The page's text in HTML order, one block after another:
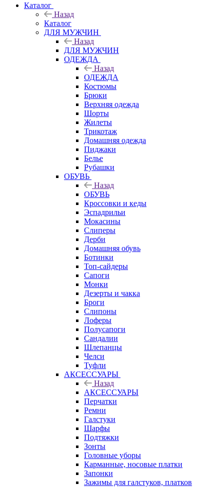
Каталог
Назад
Каталог
ДЛЯ МУЖЧИН
Назад
ДЛЯ МУЖЧИН
ОДЕЖДА
Назад
ОДЕЖДА
Костюмы
Брюки
Верхняя одежда
Шорты
Жилеты
Трикотаж
Домашняя одежда
Пиджаки
Белье
Рубашки
ОБУВЬ
Назад
ОБУВЬ
Кроссовки и кеды
Эспадрильи
Мокасины
Слиперы
Дерби
Домашняя обувь
Ботинки
Топ-сайдеры
Сапоги
Монки
Дезерты и чакка
Броги
Слипоны
Лоферы
Полусапоги
Сандалии
Шлепанцы
Челси
Туфли
АКСЕССУАРЫ
Назад
АКСЕССУАРЫ
Перчатки
Ремни
Галстуки
Шарфы
Подтяжки
Зонты
Головные уборы
Карманные, носовые платки
Запонки
Зажимы для галстуков, платков